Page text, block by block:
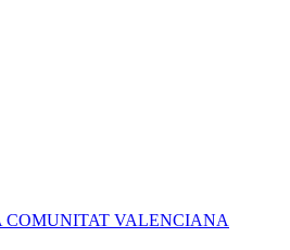
COMUNITAT VALENCIANA